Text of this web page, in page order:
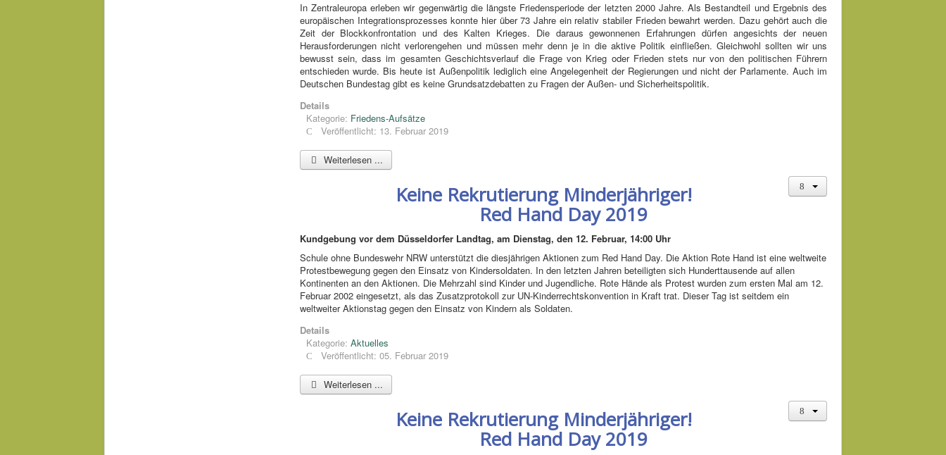
In Zentraleuropa erleben wir gegenwärtig die längste Friedensperiode der letzten 2000 Jahre. Als Bestandteil und Ergebnis des
europäischen Integrationsprozesses konnte hier über 73 Jahre ein relativ stabiler Frieden bewahrt werden. Dazu gehört auch die
Zeit der Blockkonfrontation und des Kalten Krieges. Die daraus gewonnenen Erfahrungen dürfen angesichts der neuen
Herausforderungen nicht verlorengehen und müssen mehr denn je in die aktive Politik einfließen. Gleichwohl sollten wir uns
bewusst sein, dass im gesamten Geschichtsverlauf die Frage von Krieg oder Frieden stets nur von den politischen Führern
entschieden wurde. Bis heute ist Außenpolitik lediglich eine Angelegenheit der Regierungen und nicht der Parlamente. Auch im
Deutschen Bundestag gibt es keine Grundsatzdebatten zu Fragen der Außen- und Sicherheitspolitik.
Details
Kategorie: Friedens-Aufsätze
Veröffentlicht: 13. Februar 2019
Weiterlesen ...
Keine Rekrutierung Minderjähriger!
Red Hand Day 2019
Kundgebung vor dem Düsseldorfer Landtag, am Dienstag, den 12. Februar, 14:00 Uhr
Schule ohne Bundeswehr NRW unterstützt die diesjährigen Aktionen zum Red Hand Day. Die Aktion Rote Hand ist eine weltweite
Protestbewegung gegen den Einsatz von Kindersoldaten. In den letzten Jahren beteiligten sich Hunderttausende auf allen
Kontinenten an den Aktionen. Die Mehrzahl sind Kinder und Jugendliche. Rote Hände als Protest wurden zum ersten Mal am 12.
Februar 2002 eingesetzt, als das Zusatzprotokoll zur UN-Kinderrechtskonvention in Kraft trat. Dieser Tag ist seitdem ein
weltweiter Aktionstag gegen den Einsatz von Kindern als Soldaten.
Details
Kategorie: Aktuelles
Veröffentlicht: 05. Februar 2019
Weiterlesen ...
Keine Rekrutierung Minderjähriger!
Red Hand Day 2019